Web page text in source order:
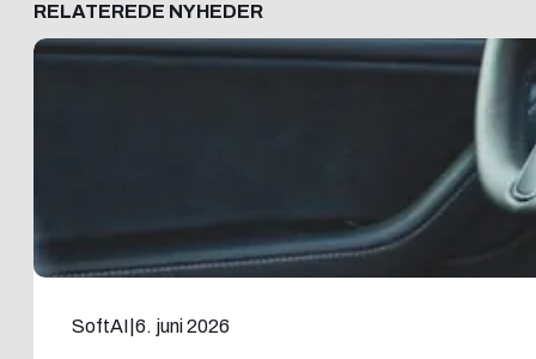
RELATEREDE NYHEDER
SoftAI 6. juni 2026